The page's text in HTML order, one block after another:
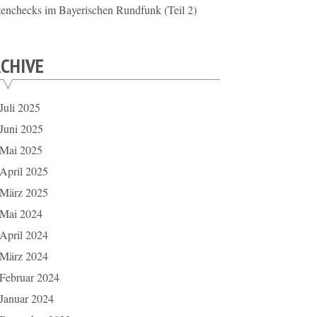
im Bayerischen Rundfunk (Teil 2)
Juli 2025
Juni 2025
Mai 2025
April 2025
März 2025
Mai 2024
April 2024
März 2024
Februar 2024
Januar 2024